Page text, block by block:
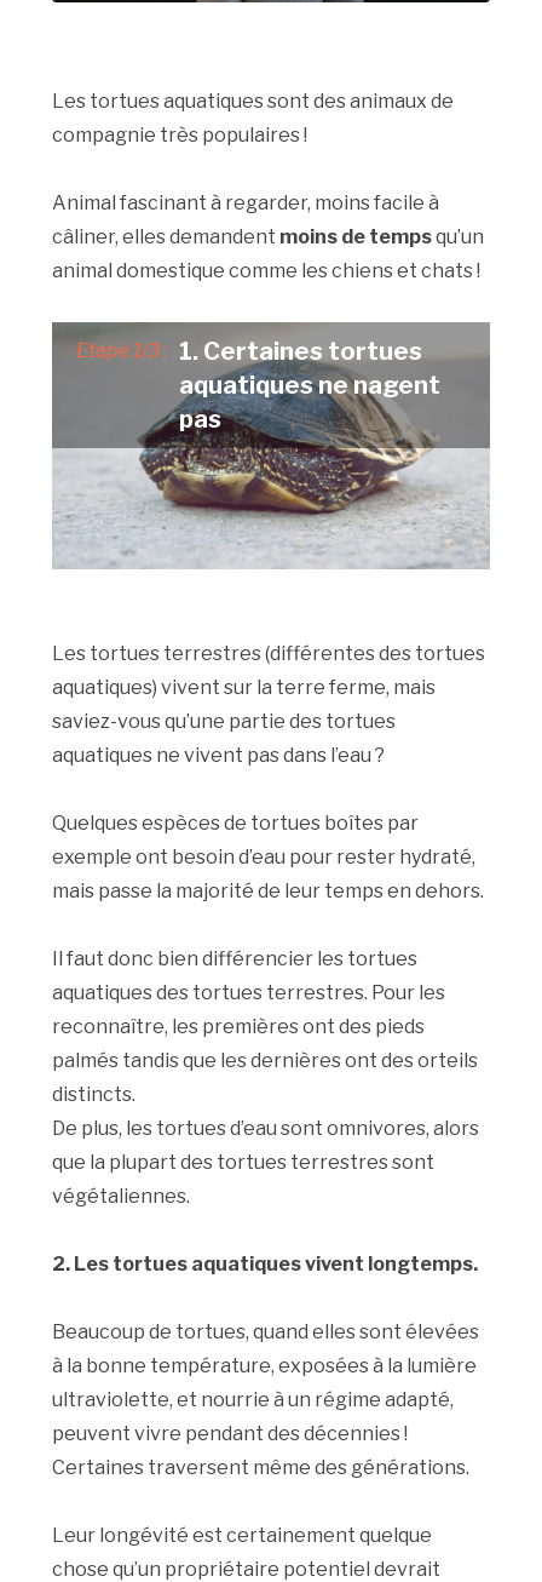
Les tortues aquatiques sont des animaux de
compagnie très populaires !
Animal fascinant à regarder, moins facile à
câliner, elles demandent moins de tempsqu’un
animal domestique comme les chiens et chats !
Etape 1/3 : 1. Certaines tortues
aquatiques ne nagent
pas
Les tortues terrestres (différentes des tortues
aquatiques) vivent sur la terre ferme, mais
saviez-vous qu’une partie des tortues
aquatiques ne vivent pas dans l’eau ?
Quelques espèces de tortues boîtes par
exemple ont besoin d’eau pour rester hydraté,
mais passe la majorité de leur temps en dehors.
Il faut donc bien différencier les tortues
aquatiques des tortues terrestres. Pour les
reconnaître, les premières ont des pieds
palmés tandis que les dernières ont des orteils
distincts.
De plus, les tortues d’eau sont omnivores, alors
que la plupart des tortues terrestres sont
végétaliennes.
2. Les tortues aquatiques vivent longtemps.
Beaucoup de tortues, quand elles sont élevées
à la bonne température, exposées à la lumière
ultraviolette, et nourrie à un régime adapté,
peuvent vivre pendant des décennies !
Certaines traversent même des générations.
Leur longévité est certainement quelque
chose qu’un propriétaire potentiel devrait